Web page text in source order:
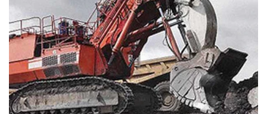
C'est toujours la première priorité de notre
entreprise dans le maintien de la stabilité
de la qualité de nos produits en respectant
le système de contrôle qualité pertinent.
notre société a obtenu des qualifications
ISO9001: 2000.